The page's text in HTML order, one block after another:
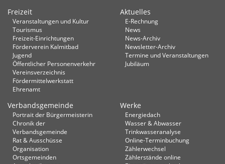
Freizeit
Veranstaltungen und Kultur
Tourismus
Freizeit-Einrichtungen
Förderverein Kalmitbad
Jugend
Öffentlicher Personenverkehr
Vereinsverzeichnis
Fördermittelwerkstatt
Ehrenamt
Aktuelles
E-Rechnung
News
News-Archiv
Newsletter-Archiv
Termine und Veranstaltungen
Jubiläum
Verbandsgemeinde
Portrait der Bürgermeisterin
Chronik der
Verbandsgemeinde
Rat & Ausschüsse
Organisation
Ortsgemeinden
Werke
Energiedach
Wasser & Abwasser
Trinkwasseranalyse
Online-Terminbuchung
Zählerwechsel
Zählerstände online